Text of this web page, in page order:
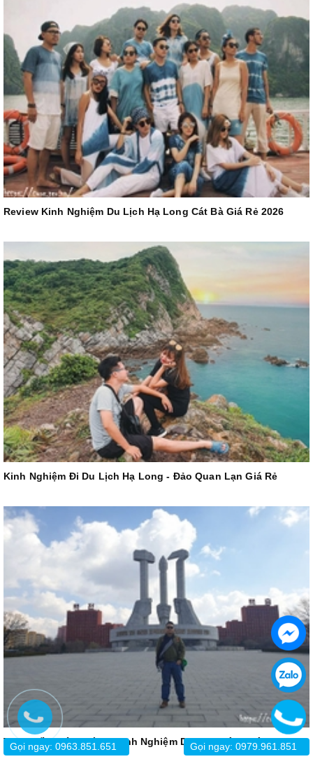
Review Kinh Nghiệm Du Lịch Hạ Long Cát Bà Giá Rẻ 2026
Kinh Nghiệm Đi Du Lịch Hạ Long - Đảo Quan Lạn Giá Rẻ
Tour Triều Tiên Giá Rẻ Kinh Nghiệm Du Lịch Cập Nhật 2026
Gọi ngay: 0979.961.851
Gọi ngay: 0963.851.651